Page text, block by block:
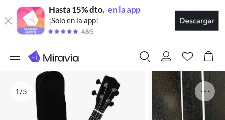
Hasta 15% dto. en la app
¡Solo en la app!
1/5